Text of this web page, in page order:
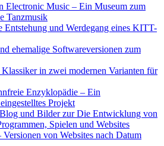
Electronic Music – Ein Museum zum
Tanzmusik
Entstehung und Werdegang eines KITT-
ehemalige Softwareversionen zum
in zwei modernen Varianten für
Enzyklopädie – Ein
Projekt
und Bilder zur Die Entwicklung von
Spielen und Websites
Versionen von Websites nach Datum